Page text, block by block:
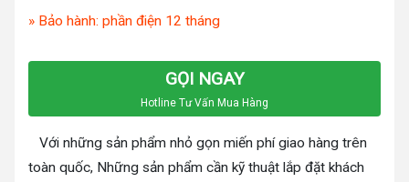
» Bảo hành: phần điện 12 tháng
GỌI NGAY
Hotline Tư Vấn Mua Hàng
Với những sản phẩm nhỏ gọn miến phí giao hàng trên
toàn quốc, Những sản phẩm cần kỹ thuật lắp đặt khách